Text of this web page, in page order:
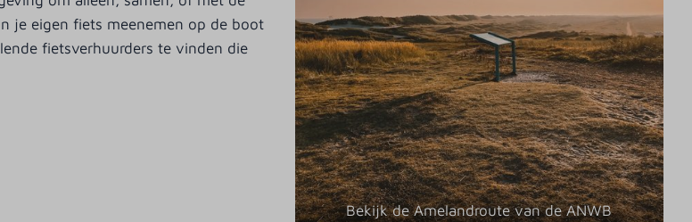
je eigen fiets meenemen op de boot
fietsverhuurders te vinden die
Bekijk de Amelandroute van de ANWB